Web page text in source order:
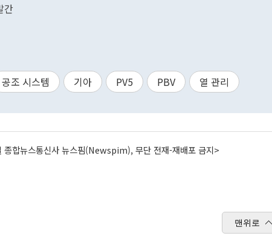
간
공조 시스템 기아 PV5 PBV 열 관리
종합뉴스통신사 뉴스핌(Newspim), 무단 전재-재배포 금지>
맨위로